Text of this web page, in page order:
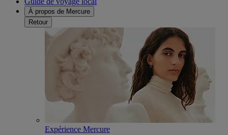
À propos de Mercure
Retour
Expérience Mercure